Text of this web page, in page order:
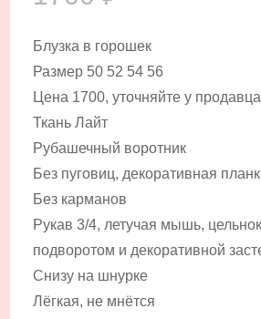
Блузка в горошек
Размер 50 52 54 56
Цена 1700, уточняйте у продавца
Ткань Лайт
Рубашечный воротник
Без пуговиц, декоративная
Без карманов
Рукав 3/4, летучая мышь,
подворотом и декоративной
Снизу на шнурке
Лёгкая, не мнётся